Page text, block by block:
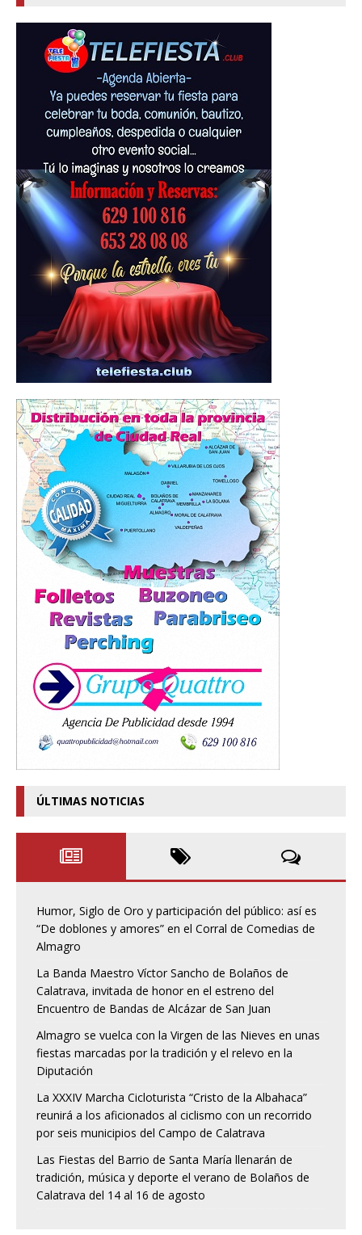
ÚLTIMAS NOTICIAS
Humor, Siglo de Oro y participación del público: así es
“De doblones y amores” en el Corral de Comedias de
Almagro
La Banda Maestro Víctor Sancho de Bolaños de
Calatrava, invitada de honor en el estreno del
Encuentro de Bandas de Alcázar de San Juan
Almagro se vuelca con la Virgen de las Nieves en unas
fiestas marcadas por la tradición y el relevo en la
Diputación
La XXXIV Marcha Cicloturista “Cristo de la Albahaca”
reunirá a los aficionados al ciclismo con un recorrido
por seis municipios del Campo de Calatrava
Las Fiestas del Barrio de Santa María llenarán de
tradición, música y deporte el verano de Bolaños de
Calatrava del 14 al 16 de agosto